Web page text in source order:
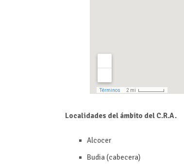
Localidades del ámbito del C.R.A.
Alcocer
Budia (cabecera)